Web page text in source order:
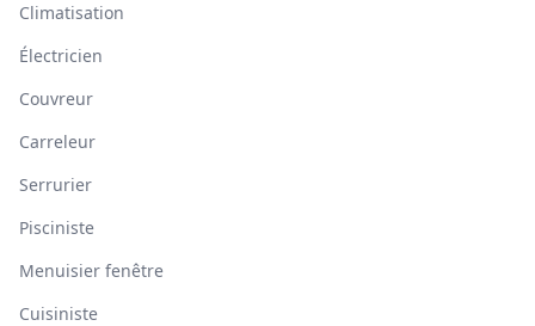
Climatisation
Électricien
Couvreur
Carreleur
Serrurier
Pisciniste
Menuisier fenêtre
Cuisiniste